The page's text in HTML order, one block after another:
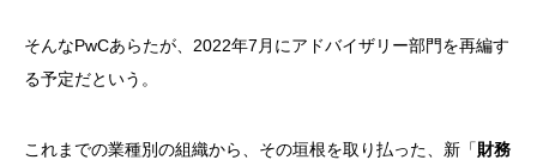
そんなPwCあらたが、 2022年7 月にアドバイザリー部門を再編す
る予定だという。
これまでの業種別の組織から、その垣根を取り払った、新「財務